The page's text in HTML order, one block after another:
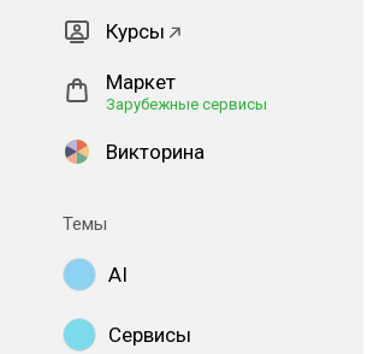
Курсы
Маркет
Зарубежные сервисы
Викторина
Темы
AI
Сервисы